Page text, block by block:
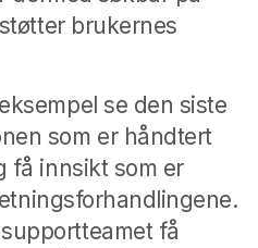
brukernes
se den siste
som er håndtert
få innsikt som er
få